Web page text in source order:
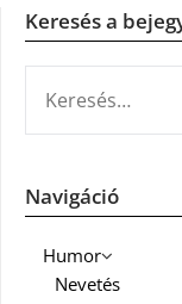
Keresés a
Navigáció
Humor
Nevetés